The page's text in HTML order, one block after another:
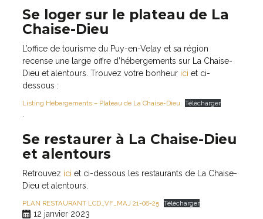
Se loger sur le plateau de La
Chaise-Dieu
L’office de tourisme du Puy-en-Velay et sa région
recense une large offre d’hébergements sur La Chaise-
Dieu et alentours. Trouvez votre bonheur ici et ci-
dessous :
Listing Hébergements – Plateau de La Chaise-Dieu Télécharger
Se restaurer à La Chaise-Dieu
et alentours
Retrouvez ici et ci-dessous les restaurants de La Chaise-
Dieu et alentours.
PLAN RESTAURANT LCD_VF_MAJ 21-08-25 Télécharger
12 janvier 2023